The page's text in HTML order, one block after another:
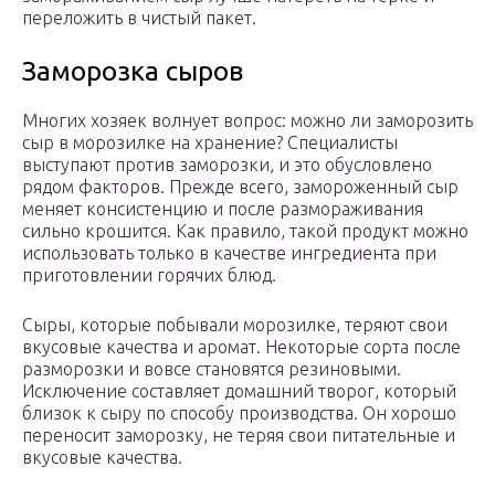
переложить в чистый пакет.
Заморозка сыров
Многих хозяек волнует вопрос: можно ли заморозить
сыр в морозилке на хранение? Специалисты
выступают против заморозки, и это обусловлено
рядом факторов. Прежде всего, замороженный сыр
меняет консистенцию и после размораживания
сильно крошится. Как правило, такой продукт можно
использовать только в качестве ингредиента при
приготовлении горячих блюд.
Сыры, которые побывали морозилке, теряют свои
вкусовые качества и аромат. Некоторые сорта после
разморозки и вовсе становятся резиновыми.
Исключение составляет домашний творог, который
близок к сыру по способу производства. Он хорошо
переносит заморозку, не теряя свои питательные и
вкусовые качества.